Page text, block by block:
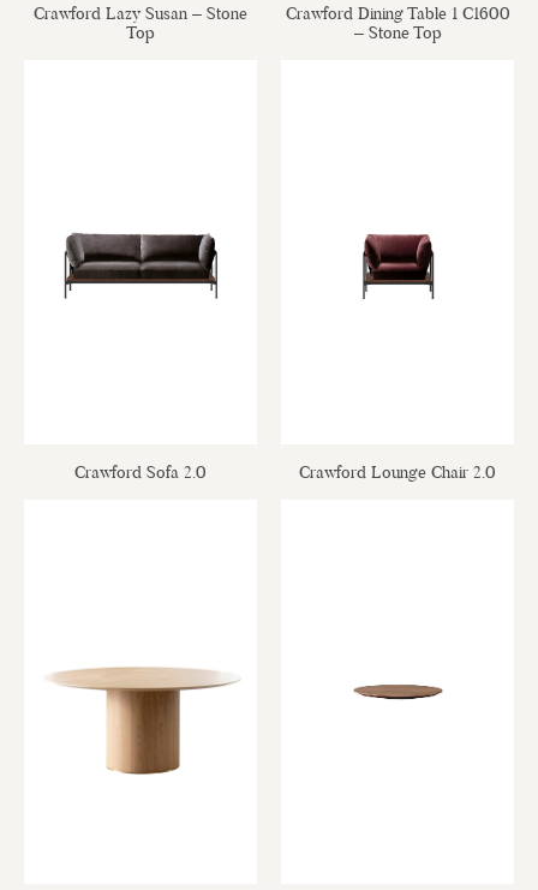
Crawford Lazy Susan – Stone
Top
Crawford Dining Table 1 C1600
– Stone Top
Crawford Sofa 2.0 Crawford Lounge Chair 2.0